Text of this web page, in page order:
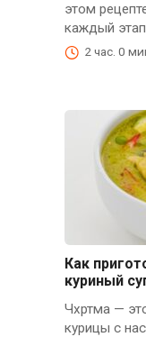
этом
каждый этап
2 час. 0
Как
куриный
Чхртма —
курицы с